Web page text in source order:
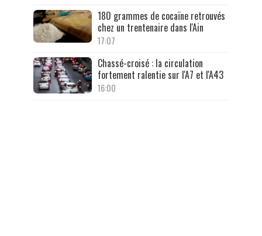
180 grammes de cocaïne retrouvés
chez un trentenaire dans l'Ain
17:07
Chassé-croisé : la circulation
fortement ralentie sur l'A7 et l'A43
16:00